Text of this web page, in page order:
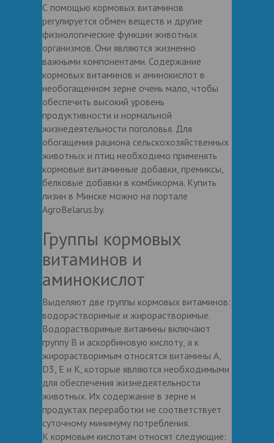
С помощью кормовых витаминов
регулируется обмен веществ и другие
физиологические функции животных
организмов. Они являются жизненно
важными компонентами. Содержание
кормовых витаминов и аминокислот в
необогащенном зерне очень мало, чтобы
обеспечить высокий уровень
продуктивности и нормальной
жизнедеятельности поголовья. Для
обогащения рациона сельскохозяйственных
животных и птиц необходимо применять
кормовые витаминные добавки, премиксы,
белковые добавки в комбикорма. Купить
лизин в Минске можно на портале
AgroBelarus.by.
Группы кормовых
витаминов и
аминокислот
Выделяют две группы кормовых витаминов:
водорастворимые и жирорастворимые.
Водорастворимые витамины включают
группу В и аскорбиновую кислоту, а к
жирорастворимым относятся витамины А,
D3, E и К, которые являются необходимыми
для обеспечения жизнедеятельности
животных. Их содержание в зерне и
продуктах переработки не соответствует
суточному минимуму потребления.
К кормовым кислотам относят следующие: